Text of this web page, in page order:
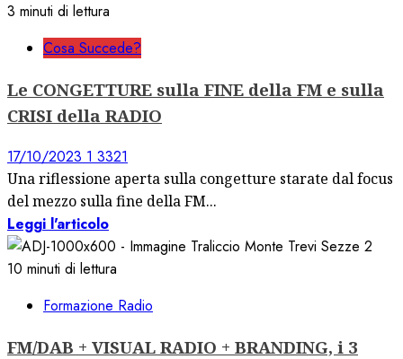
3 minuti di lettura
Cosa Succede?
Le CONGETTURE sulla FINE della FM e sulla
CRISI della RADIO
17/10/2023 1 3321
Una riflessione aperta sulla congetture starate dal focus
del mezzo sulla fine della FM...
Leggi l'articolo
10 minuti di lettura
Formazione Radio
FM/DAB + VISUAL RADIO + BRANDING, i 3